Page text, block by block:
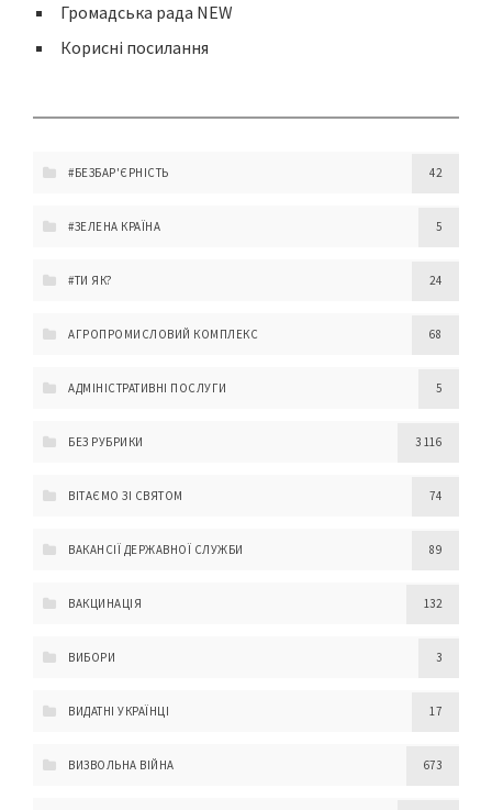
Громадська рада NEW
Корисні посилання
#БЕЗБАР'ЄРНІСТЬ 42
#ЗЕЛЕНА КРАЇНА 5
#ТИ ЯК? 24
АГРОПРОМИСЛОВИЙ КОМПЛЕКС 68
АДМІНІСТРАТИВНІ ПОСЛУГИ 5
БЕЗ РУБРИКИ 3 116
ВІТАЄМО ЗІ СВЯТОМ 74
ВАКАНСІЇ ДЕРЖАВНОЇ СЛУЖБИ 89
ВАКЦИНАЦІЯ 132
ВИБОРИ 3
ВИДАТНІ УКРАЇНЦІ 17
ВИЗВОЛЬНА ВІЙНА 673